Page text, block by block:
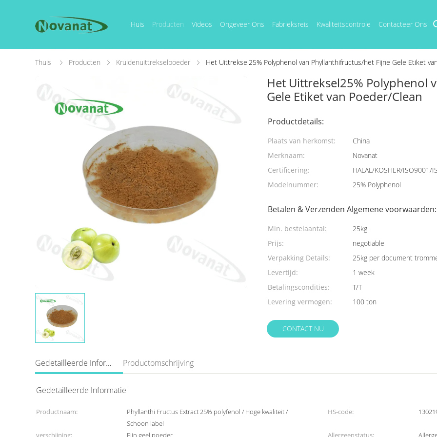
Huis Producten Videos Ongeveer Ons Fabrieksreis Kwaliteitscontrole Contacteer Ons
Thuis Producten Kruidenuittrekselpoeder Het Uittreksel25% Polyphenol van Phyllanthifructus/het Fijne Gele Etiket
Het Uittreksel25% Polyphenol
Gele Etiket van Poeder/Clean
Productdetails:
Plaats van herkomst:
China
Merknaam:
Novanat
Certificering:
HALAL/KOSHER/ISO9001/
Modelnummer:
25% Polyphenol
Betalen & Verzenden Algemene voorwaarden:
Min. bestelaantal:
25kg
Prijs:
negotiable
Verpakking Details:
25kg per document
Levertijd:
1 week
Betalingscondities:
T/T
Levering vermogen:
100 ton
CONTACT NU
Gedetailleerde Informatie Productomschrijving
Gedetailleerde Informatie
Productnaam:
Phyllanthi Fructus Extract 25% polyfenol / Hoge kwaliteit /
Schoon label
HS-code:
verschijning: Fijn geel poeder Allergeenstatus: